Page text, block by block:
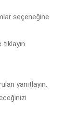
seçeneğine
yanıtlayın.